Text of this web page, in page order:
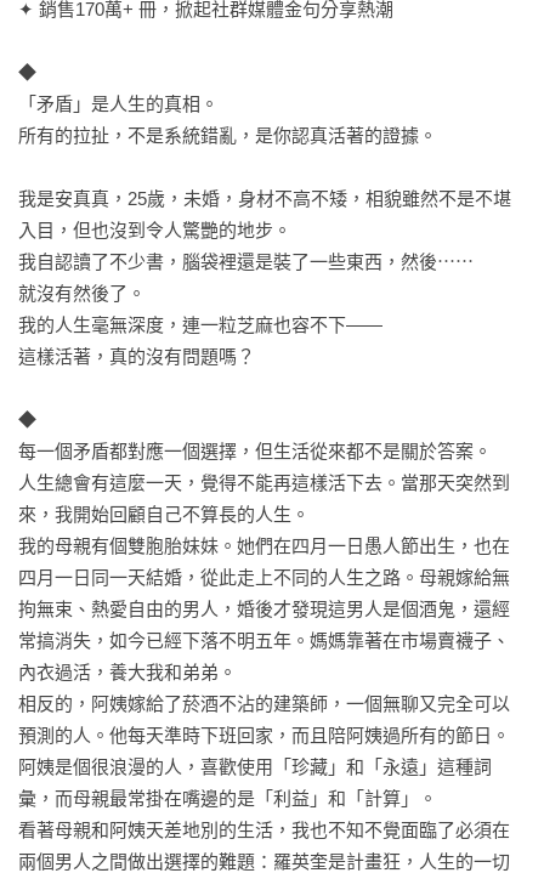
✦ 銷售170萬+ 冊，掀起社群媒體金句分享熱潮
◆
「矛盾」是人生的真相。
所有的拉扯，不是系統錯亂，是你認真活著的證據。
我是安真真，25歲，未婚，身材不高不矮，相貌雖然不是不堪
入目，但也沒到令人驚艷的地步。
我自認讀了不少書，腦袋裡還是裝了一些東西，然後⋯⋯
就沒有然後了。
我的人生毫無深度，連一粒芝麻也容不下——
這樣活著，真的沒有問題嗎？
◆
每一個矛盾都對應一個選擇，但生活從來都不是關於答案。
人生總會有這麼一天，覺得不能再這樣活下去。當那天突然到
來，我開始回顧自己不算長的人生。
我的母親有個雙胞胎妹妹。她們在四月一日愚人節出生，也在
四月一日同一天結婚，從此走上不同的人生之路。母親嫁給無
拘無束、熱愛自由的男人，婚後才發現這男人是個酒鬼，還經
常搞消失，如今已經下落不明五年。媽媽靠著在市場賣襪子、
內衣過活，養大我和弟弟。
相反的，阿姨嫁給了菸酒不沾的建築師，一個無聊又完全可以
預測的人。他每天準時下班回家，而且陪阿姨過所有的節日。
阿姨是個很浪漫的人，喜歡使用「珍藏」和「永遠」這種詞
彙，而母親最常掛在嘴邊的是「利益」和「計算」。
看著母親和阿姨天差地別的生活，我也不知不覺面臨了必須在
兩個男人之間做出選擇的難題：羅英奎是計畫狂，人生的一切